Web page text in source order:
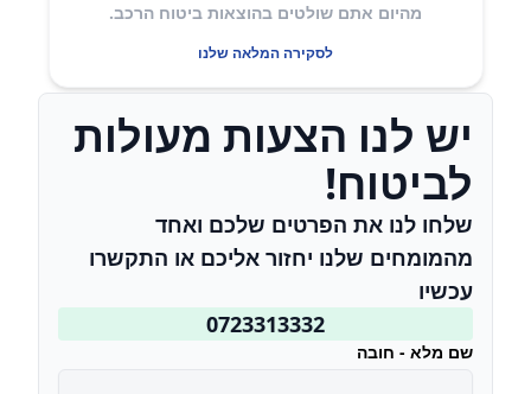
מהיום אתם שולטים בהוצאות ביטוח הרכב.
לסקירה המלאה שלנו
יש לנו הצעות מעולות
לביטוח!
שלחו לנו את הפרטים שלכם ואחד
מהמומחים שלנו יחזור אליכם או התקשרו
עכשיו
0723313332
שם מלא - חובה